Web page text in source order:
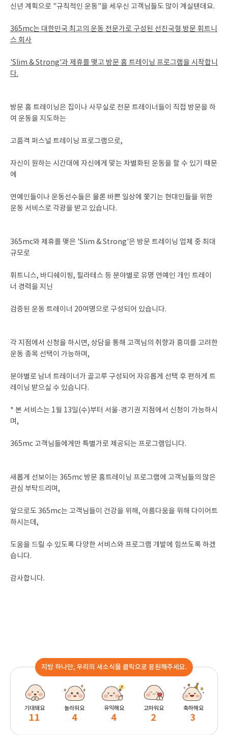
신년 계획으로 "규칙적인 운동"을 세우신 고객님들도 많이 계실텐데요.
365mc는 대한민국 최고의 운동 전문가로 구성된 선진국형 방문 휘트니
스 회사
'Slim & Strong'과 제휴를 맺고 방문 홈 트레이닝 프로그램을 시작합니
다.
방문 홈 트레이닝은 집이나 사무실로 전문 트레이너들이 직접 방문을 하
여 운동을 지도하는
고품격 퍼스널 트레이닝 프로그램으로,
자신이 원하는 시간대에 자신에게 맞는 차별화된 운동을 할 수 있기 때문
에
연예인들이나 운동선수들은 물론 바쁜 일상에 쫓기는 현대인들을 위한
운동 서비스로 각광을 받고 있습니다.
365mc와 제휴를 맺은 'Slim & Strong'은 방문 트레이닝 업체 중 최대
규모로
휘트니스, 바디쉐이핑, 필라테스 등 분야별로 유명 연예인 개인 트레이
너 경력을 지닌
검증된 운동 트레이너 20여명으로 구성되어 있습니다.
각 지점에서 신청을 하시면, 상담을 통해 고객님의 취향과 흥미를 고려한
운동 종목 선택이 가능하며,
분야별로 남녀 트레이너가 골고루 구성되어 자유롭게 선택 후 편하게 트
레이닝 받으실 수 있습니다.
* 본 서비스는 1월 13일(수)부터 서울·경기권 지점에서 신청이 가능하시
며,
365mc 고객님들에게만 특별가로 제공되는 프로그램입니다.
새롭게 선보이는 365mc 방문 홈트레이닝 프로그램에 고객님들의 많은
관심 부탁드리며,
앞으로도 365mc는 고객님들이 건강을 위해, 아름다움을 위해 다이어트
하시는데,
도움을 드릴 수 있도록 다양한 서비스와 프로그램 개발에 힘쓰도록 하겠
습니다.
감사합니다.
지방 하나만, 우리의 새소식을 클릭으로 응원해주세요.
기대돼요
11
놀라워요
4
유익해요
4
고마워요
2
축하해요
3